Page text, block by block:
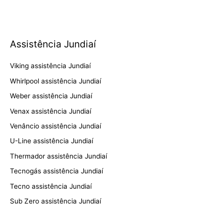
Assistência Jundiaí
Viking assistência Jundiaí
Whirlpool assistência Jundiaí
Weber assistência Jundiaí
Venax assistência Jundiaí
Venâncio assistência Jundiaí
U-Line assistência Jundiaí
Thermador assistência Jundiaí
Tecnogás assistência Jundiaí
Tecno assistência Jundiaí
Sub Zero assistência Jundiaí